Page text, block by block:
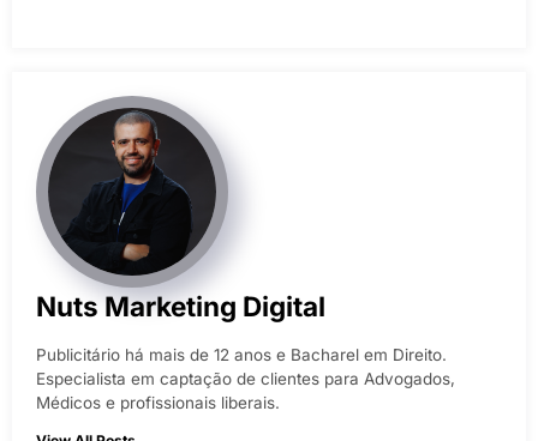
Nuts Marketing Digital
Publicitário há mais de 12 anos e Bacharel em Direito.
Especialista em captação de clientes para Advogados,
Médicos e profissionais liberais.